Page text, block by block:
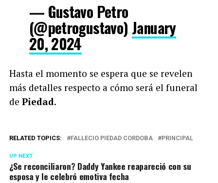
— Gustavo Petro
(@petrogustavo) January
20, 2024
Hasta el momento se espera que se revelen
más detalles respecto a cómo será el funeral
de Piedad.
RELATED TOPICS: FALLECIO PIEDAD CORDOBA PRINCIPAL
UP NEXT
¿Se reconciliaron? Daddy Yankee reapareció con su
esposa y le celebró emotiva fecha